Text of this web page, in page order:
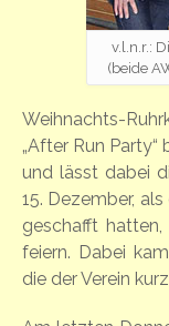
v.l.n.r.:
(beide
Weihnachts-
„After Run
und lässt dabei
15. Dezember,
geschafft
feiern. Dabei
die der Verein